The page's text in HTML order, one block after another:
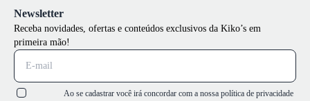
Newsletter
Receba novidades, ofertas e conteúdos exclusivos da Kiko’s em
primeira mão!
Ao se cadastrar você irá concordar com a nossa política de privacidade